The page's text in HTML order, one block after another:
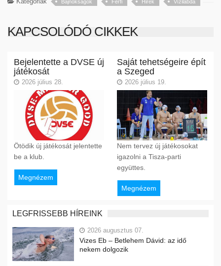
Bajnokságok Férfi Hirek Vízilabda
KAPCSOLÓDÓ CIKKEK
Bejelentette a DVSE új
játékosát
2026 július 28.
Ötödik új játékosát jelentette
be a klub.
Megnézem
Saját tehetségeire épít
a Szeged
2026 július 19.
Nem tervez új játékosokat
igazolni a Tisza-parti
együttes.
Megnézem
LEGFRISSEBB HÍREINK
2026 augusztus 07.
Vizes Eb – Betlehem Dávid: az idő
nekem dolgozik